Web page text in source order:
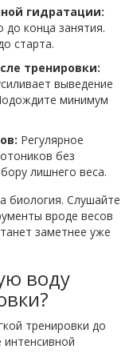
гидратации:
до конца занятия.
старта.
тренировки:
выведение
минимум
Регулярное
без
лишнего веса.
биология. Слушайте
вроде весов
заметнее уже
воду
тренировки до